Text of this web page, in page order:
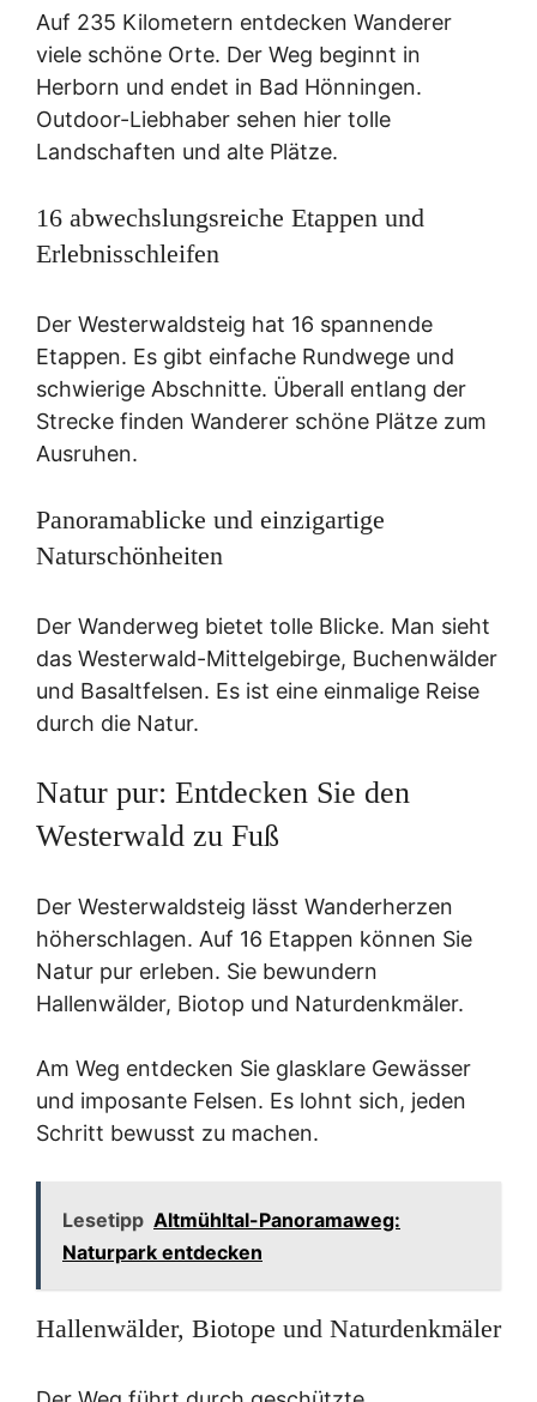
Auf 235 Kilometern entdecken Wanderer
viele schöne Orte. Der Weg beginnt in
Herborn und endet in Bad Hönningen.
Outdoor-Liebhaber sehen hier tolle
Landschaften und alte Plätze.
16 abwechslungsreiche Etappen und
Erlebnisschleifen
Der Westerwaldsteig hat 16 spannende
Etappen. Es gibt einfache Rundwege und
schwierige Abschnitte. Überall entlang der
Strecke finden Wanderer schöne Plätze zum
Ausruhen.
Panoramablicke und einzigartige
Naturschönheiten
Der Wanderweg bietet tolle Blicke. Man sieht
das Westerwald-Mittelgebirge, Buchenwälder
und Basaltfelsen. Es ist eine einmalige Reise
durch die Natur.
Natur pur: Entdecken Sie den
Westerwald zu Fuß
Der Westerwaldsteig lässt Wanderherzen
höherschlagen. Auf 16 Etappen können Sie
Natur pur erleben. Sie bewundern
Hallenwälder, Biotop und Naturdenkmäler.
Am Weg entdecken Sie glasklare Gewässer
und imposante Felsen. Es lohnt sich, jeden
Schritt bewusst zu machen.
Lesetipp Altmühltal-Panoramaweg:
Naturpark entdecken
Hallenwälder, Biotope und Naturdenkmäler